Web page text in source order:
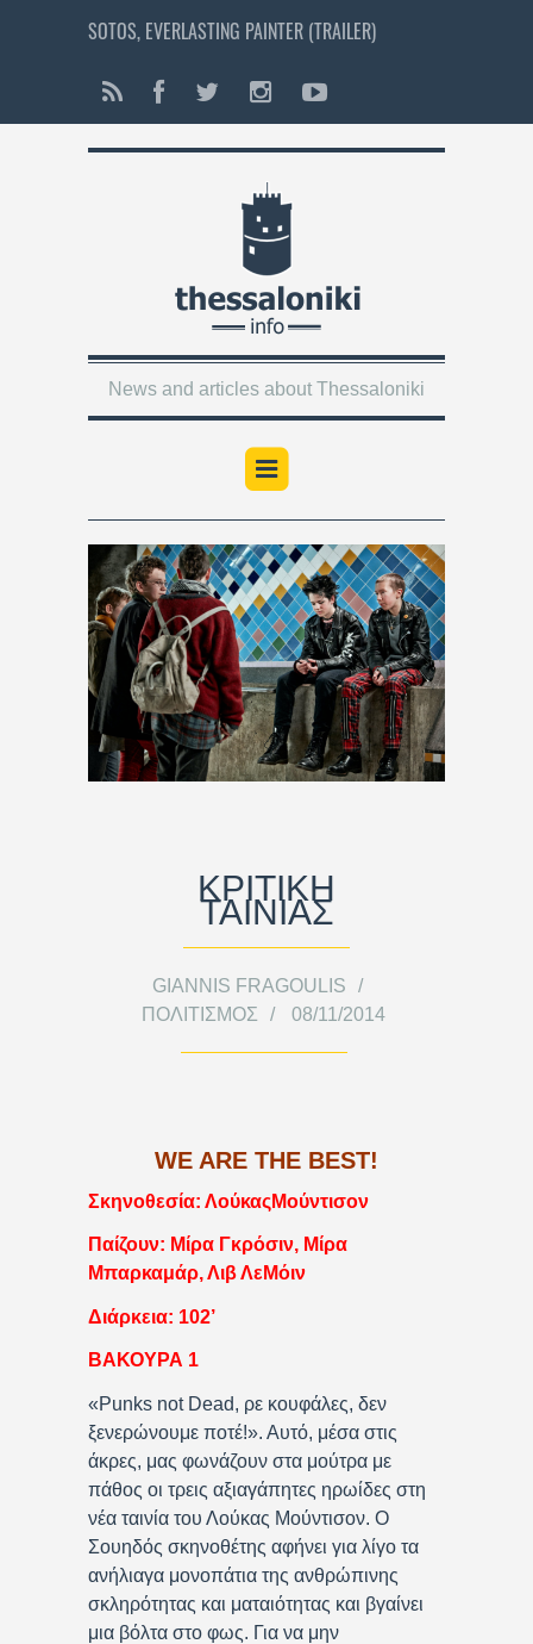
SOTOS, EVERLASTING PAINTER (TRAILER)
News and articles about Thessaloniki
ΚΡΙΤΙΚΗ
ΤΑΙΝΙΑΣ
GIANNIS FRAGOULIS
ΠΟΛΙΤΙΣΜΌΣ
08/11/2014
WE ARE THE BEST!
Σκηνοθεσία: ΛούκαςΜούντισον
Παίζουν: Μίρα Γκρόσιν, Μίρα
Μπαρκαμάρ, Λιβ ΛεΜόιν
Διάρκεια: 102’
ΒΑΚΟΥΡΑ 1
«Punks not Dead, ρε κουφάλες, δεν
ξενερώνουμε ποτέ!». Αυτό, μέσα στις
άκρες, μας φωνάζουν στα μούτρα με
πάθος οι τρεις αξιαγάπητες ηρωίδες στη
νέα ταινία του Λούκας Μούντισον. Ο
Σουηδός σκηνοθέτης αφήνει για λίγο τα
ανήλιαγα μονοπάτια της ανθρώπινης
σκληρότητας και ματαιότητας και βγαίνει
μια βόλτα στο φως. Για να μην